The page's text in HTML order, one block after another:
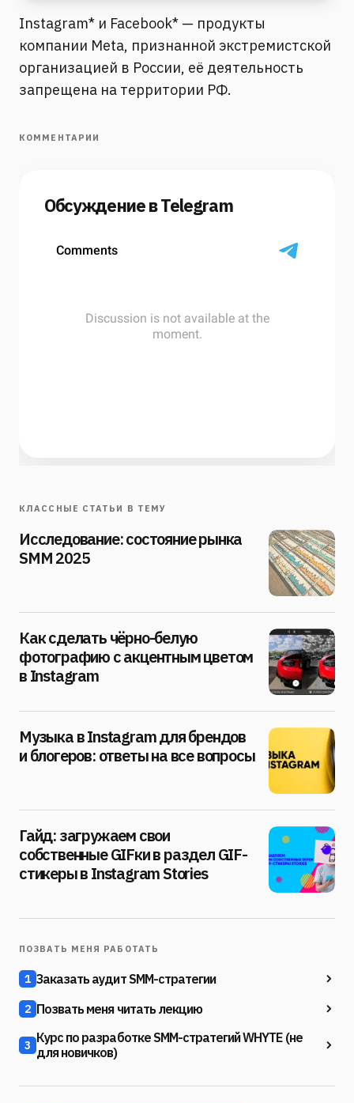
Instagram* и Facebook* — продукты
компании Meta, признанной экстремистской
организацией в России, её деятельность
запрещена на территории РФ.
КОММЕНТАРИИ
Обсуждение в Telegram
КЛАССНЫЕ СТАТЬИ В ТЕМУ
Исследование: состояние рынка
SMM 2025
Как сделать чёрно-белую
фотографию с акцентным цветом
в Instagram
Музыка в Instagram для брендов
и блогеров: ответы на все вопросы
Гайд: загружаем свои
собственные GIFки в раздел GIF-
стикеры в Instagram Stories
ПОЗВАТЬ МЕНЯ РАБОТАТЬ
1 Заказать аудит SMM-стратегии
2 Позвать меня читать лекцию
3 Курс по разработке SMM-стратегий WHYTE (не
для новичков)